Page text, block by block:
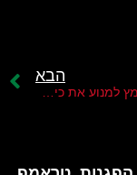
הבא
מצרים במאמץ למנוע את כיבוש העיר עזה